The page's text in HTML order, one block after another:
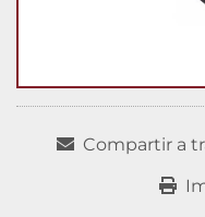
Compartir a